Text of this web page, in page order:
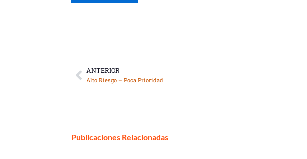
AntANTERIOR
Alto Riesgo – Poca Prioridad
Publicaciones Relacionadas